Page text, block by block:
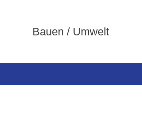
Bauen / Umwelt